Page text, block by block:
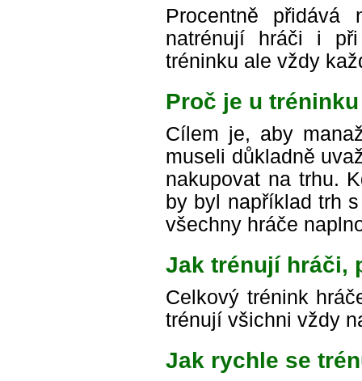
Procentně
natrénují hráči i
tréninku ale vždy
Proč je u
Cílem je, aby
museli důkladně
nakupovat na trhu.
by byl například trh
všechny hráče
Jak trénují hráči,
Celkový trénink
trénují všichni vždy
Jak rychle se